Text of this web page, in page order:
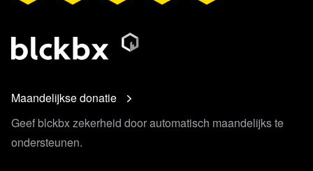
Maandelijkse donatie
Geef blckbx zekerheid door automatisch maandelijks te
ondersteunen.